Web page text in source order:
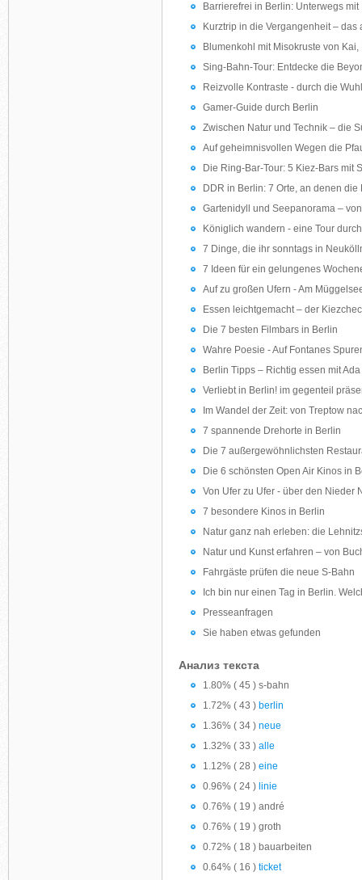
Barrierefrei in Berlin: Unterwegs
Kurztrip in die Vergangenheit – das
Blumenkohl mit Misokruste von
Sing-Bahn-Tour: Entdecke die
Reizvolle Kontraste - durch die
Gamer-Guide durch Berlin
Zwischen Natur und Technik – die
Auf geheimnisvollen Wegen die
Die Ring-Bar-Tour: 5 Kiez-Bars mit
DDR in Berlin: 7 Orte, an denen
Gartenidyll und Seepanorama –
Königlich wandern - eine Tour
7 Dinge, die ihr sonntags in
7 Ideen für ein gelungenes
Auf zu großen Ufern - Am
Essen leichtgemacht – der
Die 7 besten Filmbars in Berlin
Wahre Poesie - Auf Fontanes
Berlin Tipps – Richtig essen mit
Verliebt in Berlin! im gegenteil
Im Wandel der Zeit: von Treptow
7 spannende Drehorte in Berlin
Die 7 außergewöhnlichsten
Die 6 schönsten Open Air Kinos in
Von Ufer zu Ufer - über den Nieder
7 besondere Kinos in Berlin
Natur ganz nah erleben: die
Natur und Kunst erfahren – von
Fahrgäste prüfen die neue S-Bahn
Ich bin nur einen Tag in Berlin.
Presseanfragen
Sie haben etwas gefunden
Анализ текста
1.80% ( 45 ) s-bahn
1.72% ( 43 ) berlin
1.36% ( 34 ) neue
1.32% ( 33 ) alle
1.12% ( 28 ) eine
0.96% ( 24 ) linie
0.76% ( 19 ) andré
0.76% ( 19 ) groth
0.72% ( 18 ) bauarbeiten
0.64% ( 16 ) ticket